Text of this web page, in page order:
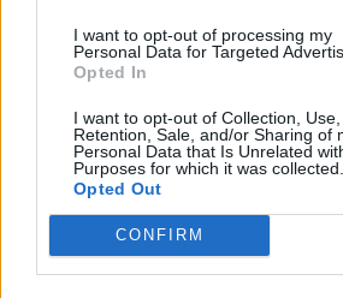
I want to opt-out of processing my
Personal Data for Targeted
Opted In
I want to opt-out of Collection, Use,
Retention, Sale, and/or Sharing of
Personal Data that Is Unrelated
Purposes for which it was collected.
Opted Out
CONFIRM
nyomában: tudod,
Granát-Galló Tímea